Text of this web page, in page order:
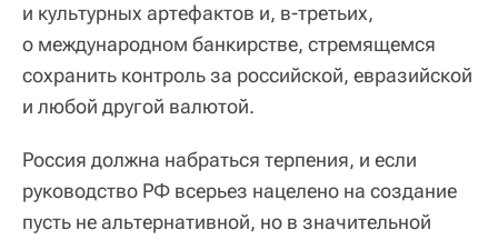
и культурных артефактов и, в-третьих,
о международном банкирстве, стремящемся
сохранить контроль за российской, евразийской
и любой другой валютой.
Россия должна набраться терпения, и если
руководство РФ всерьез нацелено на создание
пусть не альтернативной, но в значительной